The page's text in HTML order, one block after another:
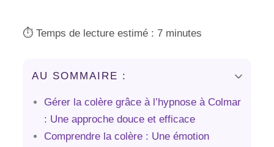
⏱️ Temps de lecture estimé : 7 minutes
AU SOMMAIRE :
Gérer la colère grâce à l’hypnose à Colmar
: Une approche douce et efficace
Comprendre la colère : Une émotion